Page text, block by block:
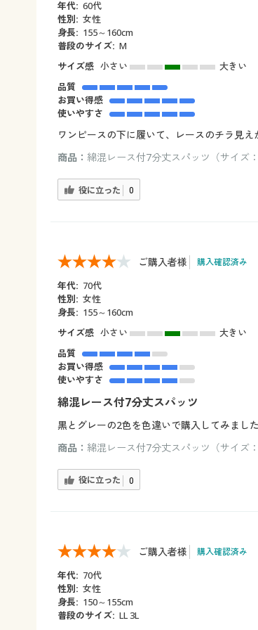
年代: 60代
性別: 女性
身長: 155～160cm
普段のサイズ: M
サイズ感 小さい
大きい
品質
お買い得感
使いやすさ
ワンピースの下に履いて、レースのチラ見
商品： 綿混レース付7分丈スパッツ（サイズ
役に立った 0
ご購入者様 購入確認済み
年代: 70代
性別: 女性
身長: 155～160cm
サイズ感 小さい
大きい
品質
お買い得感
使いやすさ
綿混レース付7分丈スパッツ
黒とグレーの2色を色違いで購入してみまし
商品： 綿混レース付7分丈スパッツ（サイズ
役に立った 0
ご購入者様 購入確認済み
年代: 70代
性別: 女性
身長: 150～155cm
普段のサイズ: LL 3L